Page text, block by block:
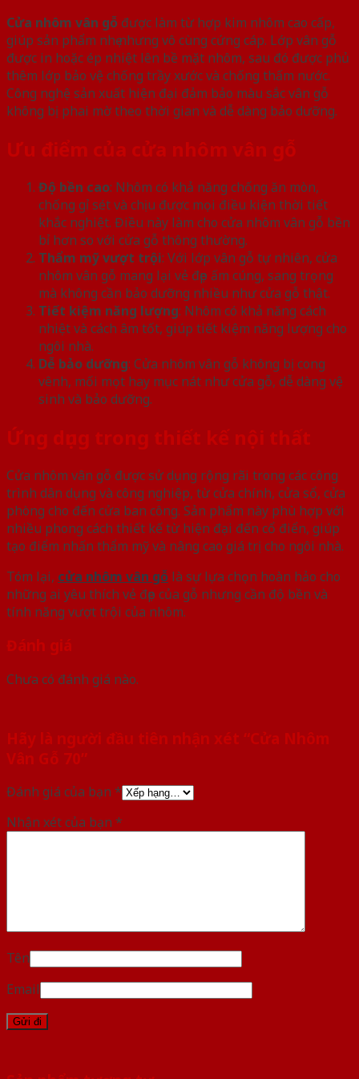
Cửa nhôm vân gỗ được làm từ hợp kim nhôm cao cấp,
giúp sản phẩm nhẹ nhưng vô cùng cứng cáp. Lớp vân gỗ
được in hoặc ép nhiệt lên bề mặt nhôm, sau đó được phủ
thêm lớp bảo vệ chống trầy xước và chống thấm nước.
Công nghệ sản xuất hiện đại đảm bảo màu sắc vân gỗ
không bị phai mờ theo thời gian và dễ dàng bảo dưỡng.
Ưu điểm của cửa nhôm vân gỗ
Độ bền cao: Nhôm có khả năng chống ăn mòn,
chống gỉ sét và chịu được mọi điều kiện thời tiết
khắc nghiệt. Điều này làm cho cửa nhôm vân gỗ bền
bỉ hơn so với cửa gỗ thông thường.
Thẩm mỹ vượt trội: Với lớp vân gỗ tự nhiên, cửa
nhôm vân gỗ mang lại vẻ đẹp ấm cúng, sang trọng
mà không cần bảo dưỡng nhiều như cửa gỗ thật.
Tiết kiệm năng lượng: Nhôm có khả năng cách
nhiệt và cách âm tốt, giúp tiết kiệm năng lượng cho
ngôi nhà.
Dễ bảo dưỡng: Cửa nhôm vân gỗ không bị cong
vênh, mối mọt hay mục nát như cửa gỗ, dễ dàng vệ
sinh và bảo dưỡng.
Ứng dụng trong thiết kế nội thất
Cửa nhôm vân gỗ được sử dụng rộng rãi trong các công
trình dân dụng và công nghiệp, từ cửa chính, cửa sổ, cửa
phòng cho đến cửa ban công. Sản phẩm này phù hợp với
nhiều phong cách thiết kế từ hiện đại đến cổ điển, giúp
tạo điểm nhấn thẩm mỹ và nâng cao giá trị cho ngôi nhà.
Tóm lại, cửa nhôm vân gỗ là sự lựa chọn hoàn hảo cho
những ai yêu thích vẻ đẹp của gỗ nhưng cần độ bền và
tính năng vượt trội của nhôm.
Đánh giá
Chưa có đánh giá nào.
Hãy là người đầu tiên nhận xét “Cửa Nhôm
Vân Gỗ 70”
Đánh giá của bạn *
Nhận xét của bạn *
Tên
Email